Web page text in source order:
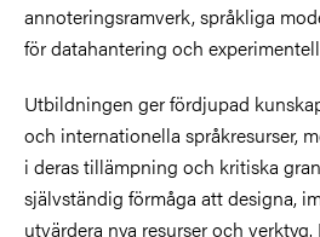
annoteringsramverk, språkliga
för datahantering och
Utbildningen ger fördjupad
och internationella språkresurser,
i deras tillämpning och kritiska
självständig förmåga att designa,
utvärdera nya resurser och